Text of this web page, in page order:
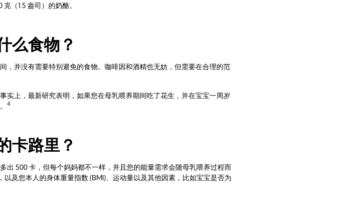
（1.5 盎司）的奶酪。
么食物？
，并没有需要特别避免的食物。咖啡因和酒精也无妨，但需要在合理的范
实上，最新研究表明，如果您在母乳喂养期间吃了花生，并在宝宝一周岁
4
卡路里？
出 500 卡，但每个妈妈都不一样，并且您的能量需求会随母乳喂养过程而
及您本人的身体重量指数 (BMI)、运动量以及其他因素，比如宝宝是否为